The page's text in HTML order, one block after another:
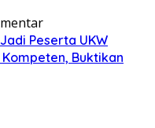
Peserta UKW
Buktikan